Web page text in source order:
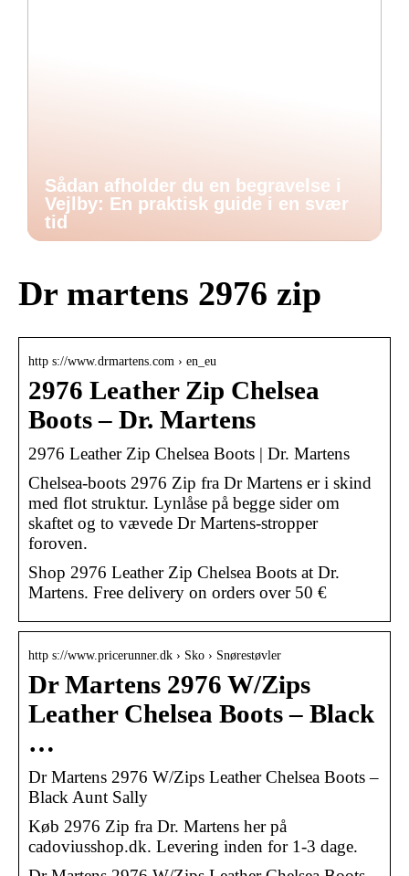
Sådan afholder du en begravelse i
Vejlby: En praktisk guide i en svær
tid
Dr martens 2976 zip
http s://www.drmartens.com › en_eu
2976 Leather Zip Chelsea
Boots – Dr. Martens
2976 Leather Zip Chelsea Boots | Dr. Martens
Chelsea-boots 2976 Zip fra Dr Martens er i skind
med flot struktur. Lynlåse på begge sider om
skaftet og to vævede Dr Martens-stropper
foroven.
Shop 2976 Leather Zip Chelsea Boots at Dr.
Martens. Free delivery on orders over 50 €
http s://www.pricerunner.dk › Sko › Snørestøvler
Dr Martens 2976 W/Zips
Leather Chelsea Boots – Black
…
Dr Martens 2976 W/Zips Leather Chelsea Boots –
Black Aunt Sally
Køb 2976 Zip fra Dr. Martens her på
cadoviusshop.dk. Levering inden for 1-3 dage.